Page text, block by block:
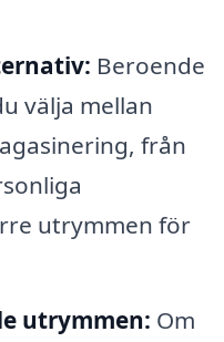
Beroende
välja mellan
från
utrymmen för
utrymmen: Om